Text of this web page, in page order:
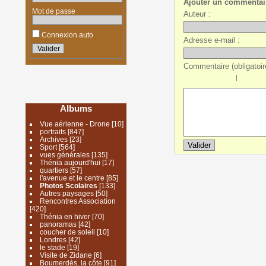
Mot de passe
Connexion auto
Albums
Vue aérienne - Drone [10]
portraits[847]
Archives [23]
Sport[564]
vues générales[135]
Thénia aujourd'hui [17]
quartiers[57]
l'avenue et le centre [85]
Photos Scolaires [133]
Autres paysages[50]
Rencontres Association
[420]
Thénia en hiver[70]
panoramas[42]
coucher de soleil [10]
Londres[42]
le stade [19]
Visite de Zidane [6]
Boumerdès, la côte [91]
Ajouter un
Auteur :
Adresse e-mail :
Commentaire
|